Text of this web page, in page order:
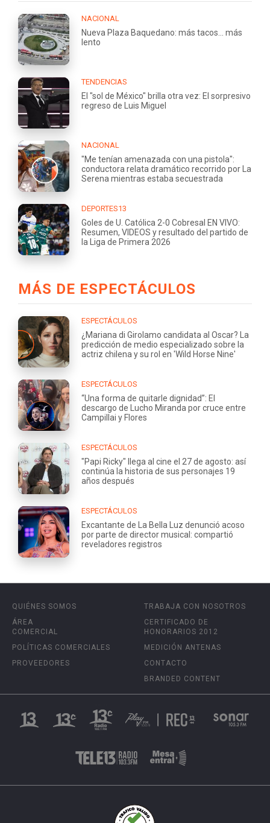
NACIONAL
Nueva Plaza Baquedano: más tacos... más
lento
TENDENCIAS
El "sol de México" brilla otra vez: El sorpresivo
regreso de Luis Miguel
NACIONAL
"Me tenían amenazada con una pistola":
conductora relata dramático recorrido por La
Serena mientras estaba secuestrada
DEPORTES13
Goles de U. Católica 2-0 Cobresal EN VIVO:
Resumen, VIDEOS y resultado del partido de
la Liga de Primera 2026
MÁS DE ESPECTÁCULOS
ESPECTÁCULOS
¿Mariana di Girolamo candidata al Oscar? La
predicción de medio especializado sobre la
actriz chilena y su rol en 'Wild Horse Nine'
ESPECTÁCULOS
“Una forma de quitarle dignidad”: El
descargo de Lucho Miranda por cruce entre
Campillai y Flores
ESPECTÁCULOS
"Papi Ricky" llega al cine el 27 de agosto: así
continúa la historia de sus personajes 19
años después
ESPECTÁCULOS
Excantante de La Bella Luz denunció acoso
por parte de director musical: compartió
reveladores registros
QUIÉNES SOMOS
ÁREA
COMERCIAL
POLÍTICAS COMERCIALES
PROVEEDORES
TRABAJA CON NOSOTROS
CERTIFICADO DE
HONORARIOS 2012
MEDICIÓN ANTENAS
CONTACTO
BRANDED CONTENT